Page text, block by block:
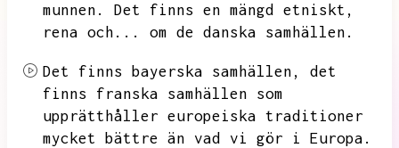
munnen.
Det finns en mängd etniskt,
rena och...
om de danska samhällen.
Det finns bayerska samhällen,
det
finns franska samhällen som
upprätthåller europeiska traditioner
mycket bättre än vad vi gör i Europa.